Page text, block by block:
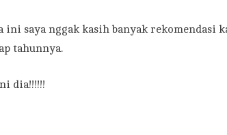
ini saya nggak kasih banyak rekomendasi
tahunnya.
dia!!!!!!